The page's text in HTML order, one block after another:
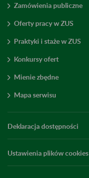
Zamówienia publiczne
Oferty pracy w ZUS
Praktyki i staże w ZUS
Konkursy ofert
Mienie zbędne
Mapa serwisu
Deklaracja dostępności
Ustawienia plików cookies